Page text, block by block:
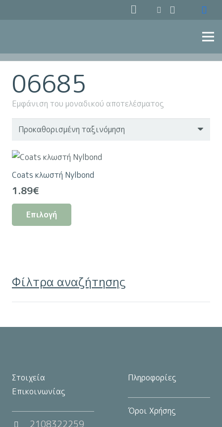
06685
Εμφάνιση του μοναδικού αποτελέσματος
Coats κλωστή Nylbond
1.89€
Επιλογή
Οι
επιλογές
να
Φίλτρα αναζήτησης
Στοιχεία
Επικοινωνίας
2108322259
Πληροφορίες
Όροι Χρήσης